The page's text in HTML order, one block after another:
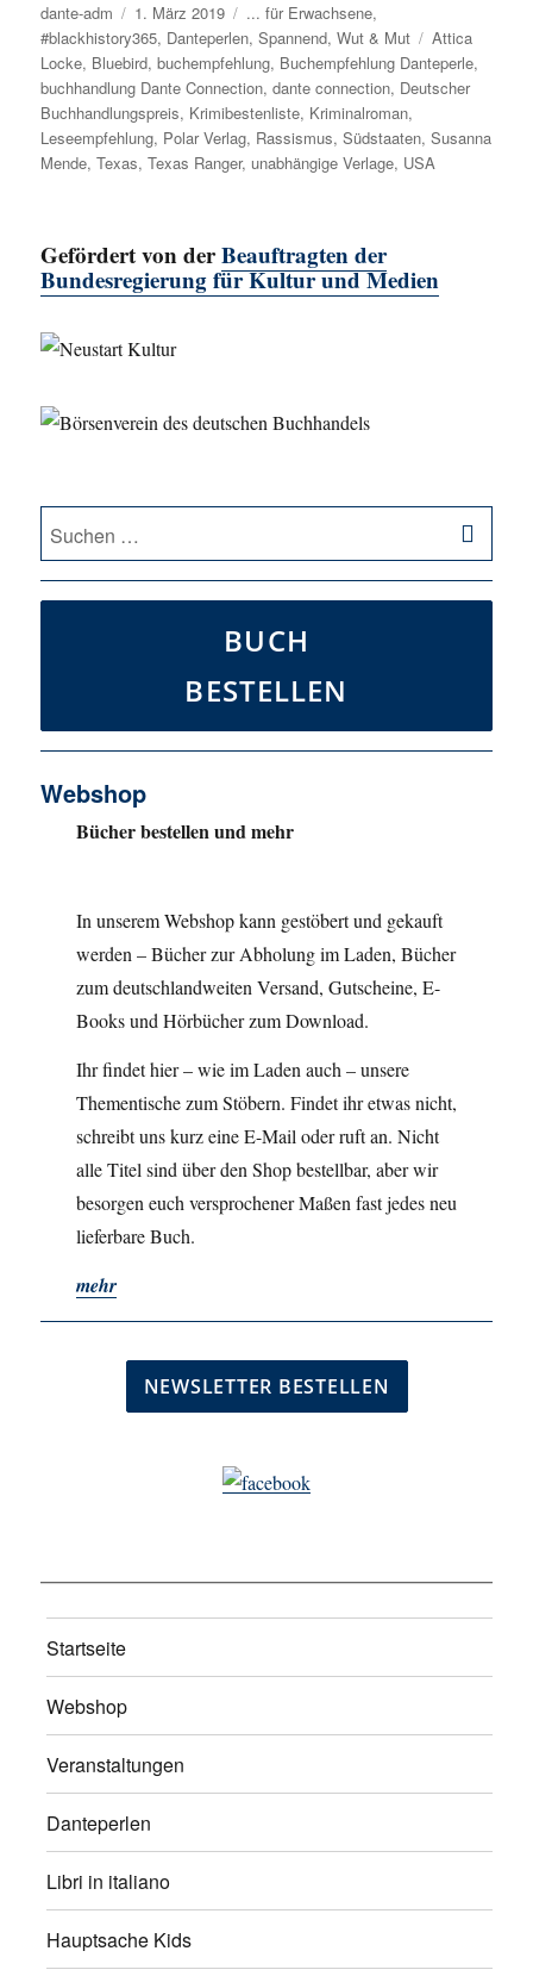
Autor
dante-adm
Veröffentlicht
am
1. März 2019 Kategorien
... für Erwachsene,
#blackhistory365, Danteperlen,Spannend,Wut & Mut Schlagwörter
Attica
Locke, Bluebird,buchempfehlung, Buchempfehlung Danteperle,
buchhandlung Dante Connection,dante connection, Deutscher
Buchhandlungspreis, Krimibestenliste, Kriminalroman,
Leseempfehlung, Polar Verlag, Rassismus,Südstaaten,Susanna
Mende,Texas,Texas Ranger, unabhängige Verlage, USA
Gefördert von derBeauftragten der
Bundesregierung für Kultur und Medien
Suche
nach:
BUCH
BESTELLEN
Webshop
Bücher bestellen und mehr
In unserem Webshop kann gestöbert und gekauft
werden – Bücher zur Abholung im Laden, Bücher
zum deutschlandweiten Versand, Gutscheine, E-
Books und Hörbücher zum Download.
Ihr findet hier – wie im Laden auch – unsere
Thementische zum Stöbern. Findet ihr etwas nicht,
schreibt uns kurz eine E-Mail oder ruft an. Nicht
alle Titel sind über den Shop bestellbar, aber wir
besorgen euch versprochener Maßen fast jedes neu
lieferbare Buch.
mehr
Startseite
Webshop
Veranstaltungen
Danteperlen
Libri in italiano
Hauptsache Kids